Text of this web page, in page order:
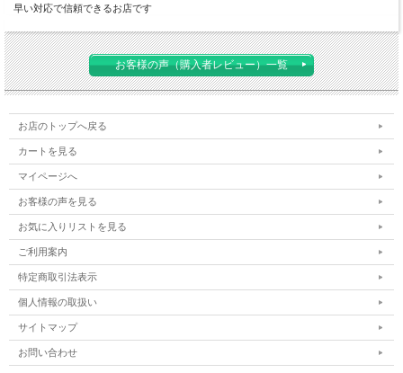
早い対応で信頼できるお店です
お客様の声（購入者レビュー）一覧
お店のトップへ戻る
カートを見る
マイページへ
お客様の声を見る
お気に入りリストを見る
ご利用案内
特定商取引法表示
個人情報の取扱い
サイトマップ
お問い合わせ